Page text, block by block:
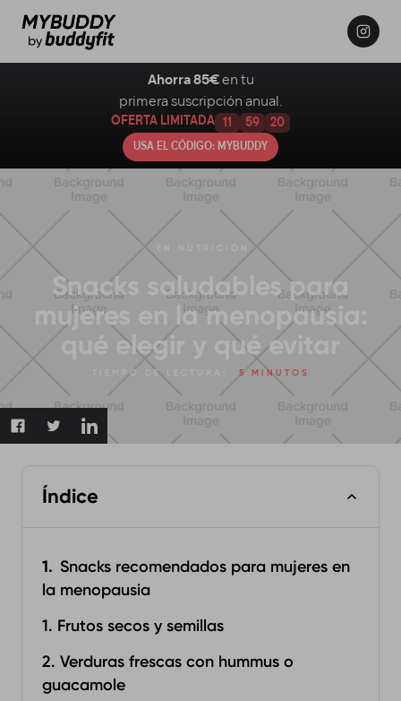
Snacks saludables para
mujeres en la menopausia:
qué elegir y qué evitar
TIEMPO DE LECTURA: 5 MINUTOS
Índice
Snacks recomendados para mujeres en
la menopausia
1. Frutos secos y semillas
2. Verduras frescas con hummus o
guacamole
Ahorra 85€ en tu
primera suscripción anual.
OFERTA LIMITADA 11 59 19
USA EL CÓDIGO: MYBUDDY